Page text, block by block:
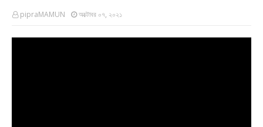
pipraMAMUN অক্টোবর ০৭, ২০২১